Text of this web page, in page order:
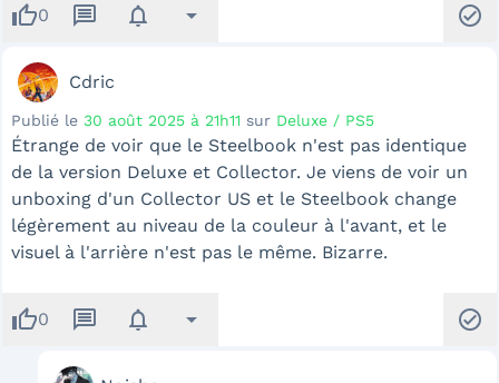
thumb_up0 message notifications arrow_drop_down check_circle
Cdric
Publié le 30 août 2025 à 21h11 sur Deluxe / PS5
Étrange de voir que le Steelbook n'est pas identique
de la version Deluxe et Collector. Je viens de voir un
unboxing d'un Collector US et le Steelbook change
légèrement au niveau de la couleur à l'avant, et le
visuel à l'arrière n'est pas le même. Bizarre.
thumb_up0 message notifications arrow_drop_down check_circle